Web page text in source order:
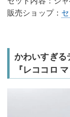
販売ショップ：
かわいすぎ
『レココロ